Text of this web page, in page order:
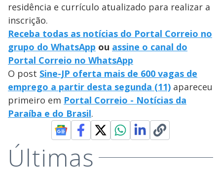
residência e currículo atualizado para realizar a
inscrição.
Receba todas as notícias do Portal Correio no
grupo do WhatsApp ou assine o canal do
Portal Correio no WhatsApp
O post Sine-JP oferta mais de 600 vagas de
emprego a partir desta segunda (11) apareceu
primeiro em Portal Correio - Notícias da
Paraíba e do Brasil.
Últimas